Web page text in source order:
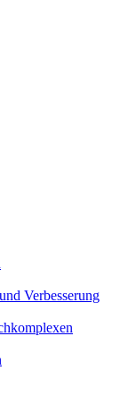
Verbesserung